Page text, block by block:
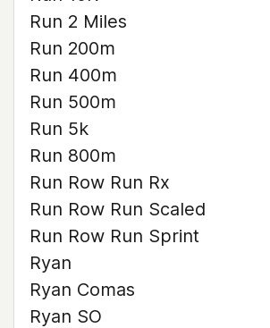
Run 2 Miles
Run 200m
Run 400m
Run 500m
Run 5k
Run 800m
Run Row Run Rx
Run Row Run Scaled
Run Row Run Sprint
Ryan
Ryan Comas
Ryan SO